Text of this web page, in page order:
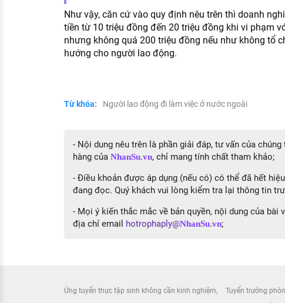
Như vậy, căn cứ vào quy định nêu trên thì doanh
tiền từ 10 triệu đồng đến 20 triệu đồng khi vi phạm
nhưng không quá 200 triệu đồng nếu như không tổ
hướng cho người lao động.
Từ khóa: Người lao động đi làm việc ở nước ngoài
- Nội dung nêu trên là phần giải đáp, tư vấn của
hàng của NhanSu.vn, chỉ mang tính chất tham khảo;
- Điều khoản được áp dụng (nếu có) có thể đã hết
đang đọc. Quý khách vui lòng kiểm tra lại thông tin
- Mọi ý kiến thắc mắc về bản quyền, nội dung của bài
địa chỉ email hotrophaply@NhanSu.vn;
Ứng tuyển thực tập sinh không cần kinh nghiệm Tuyển trưởng